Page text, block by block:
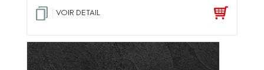
VOIR DETAIL